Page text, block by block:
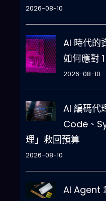
2026-08-10
AI 時代的
如何應對
2026-08-10
AI 編碼代
Code、
理」救回預算
2026-08-10
AI Agent